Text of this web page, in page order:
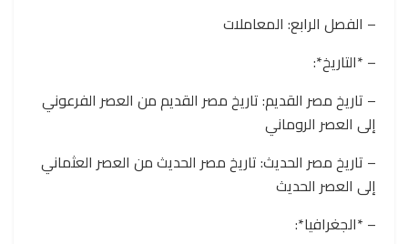
– الفصل الرابع: المعاملات
– *التاريخ*:
– تاريخ مصر القديم: تاريخ مصر القديم من العصر الفرعوني
إلى العصر الروماني
– تاريخ مصر الحديث: تاريخ مصر الحديث من العصر العثماني
إلى العصر الحديث
– *الجغرافيا*: